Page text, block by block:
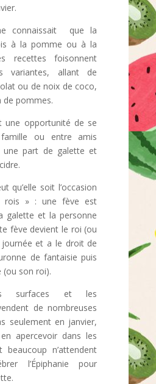
connaissait que la
à la pomme ou à la
recettes foisonnent
variantes, allant de
ou de noix de coco,
de pommes.
une opportunité de se
ou entre amis
une part de galette et
qu’elle soit l’occasion
rois » : une fève est
galette et la personne
fève devient le roi (ou
et a le droit de
de fantaisie puis
(ou son roi).
surfaces et les
de nombreuses
seulement en janvier,
apercevoir dans les
beaucoup n’attendent
l’Épiphanie pour